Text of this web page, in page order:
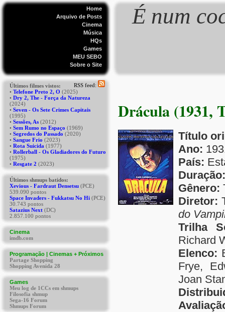
Drácula (1931,
Título
Ano:
País:
Duração:
Gênero:
Diretor:
do
Trilha
Richard
Elenco:
Frye,
Joan
É num
Home
Arquivo de Posts
Cinema
Música
HQs
Games
MEU SEBO
Sobre o Site